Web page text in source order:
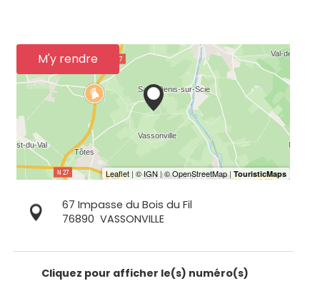
M'y rendre
67 Impasse du Bois du Fil
76890 VASSONVILLE
Cliquez pour afficher le(s) numéro(s)